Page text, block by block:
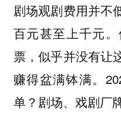
剧场观剧费用并不
百元甚至上千元
票，似乎并没有让
赚得盆满钵满。
单？剧场、戏剧厂